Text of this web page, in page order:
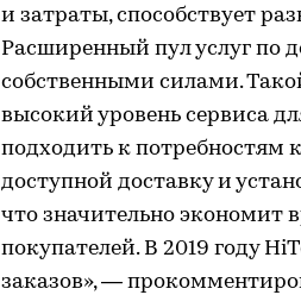
и затраты, способствует
Расширенный пул услуг по
собственными силами.
высокий уровень сервиса
подходить к потребностям
доступной доставку и
что значительно экономит
покупателей. В 2019 году
заказов», —